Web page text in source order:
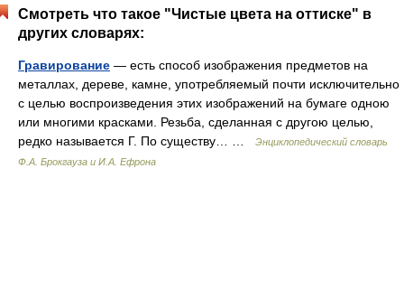
Смотреть что такое "Чистые цвета на оттиске" в
других словарях:
Гравирование — есть способ изображения предметов на
металлах, дереве, камне, употребляемый почти исключительно
с целью воспроизведения этих изображений на бумаге одною
или многими красками. Резьба, сделанная с другою целью,
редко называется Г. По существу… …
Энциклопедический словарь
Ф.А. Брокгауза и И.А. Ефрона